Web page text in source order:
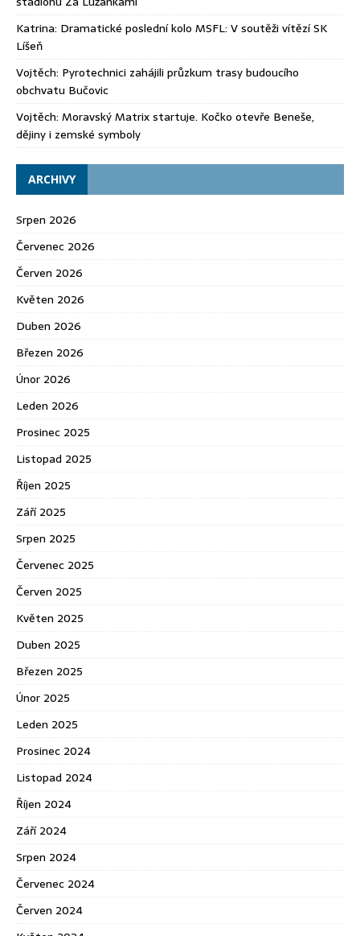
Katrina: Dramatické poslední kolo MSFL: V soutěži vítězí SK
Líšeň
Vojtěch: Pyrotechnici zahájili průzkum trasy budoucího
obchvatu Bučovic
Vojtěch: Moravský Matrix startuje. Kočko otevře Beneše,
dějiny i zemské symboly
ARCHIVY
Srpen 2026
Červenec 2026
Červen 2026
Květen 2026
Duben 2026
Březen 2026
Únor 2026
Leden 2026
Prosinec 2025
Listopad 2025
Říjen 2025
Září 2025
Srpen 2025
Červenec 2025
Červen 2025
Květen 2025
Duben 2025
Březen 2025
Únor 2025
Leden 2025
Prosinec 2024
Listopad 2024
Říjen 2024
Září 2024
Srpen 2024
Červenec 2024
Červen 2024